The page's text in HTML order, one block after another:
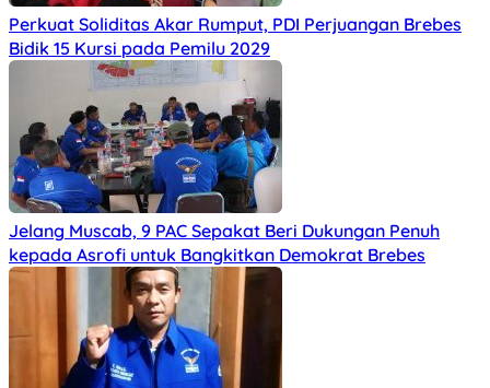
Perkuat Soliditas Akar Rumput, PDI Perjuangan Brebes
Bidik 15 Kursi pada Pemilu 2029
Jelang Muscab, 9 PAC Sepakat Beri Dukungan Penuh
kepada Asrofi untuk Bangkitkan Demokrat Brebes